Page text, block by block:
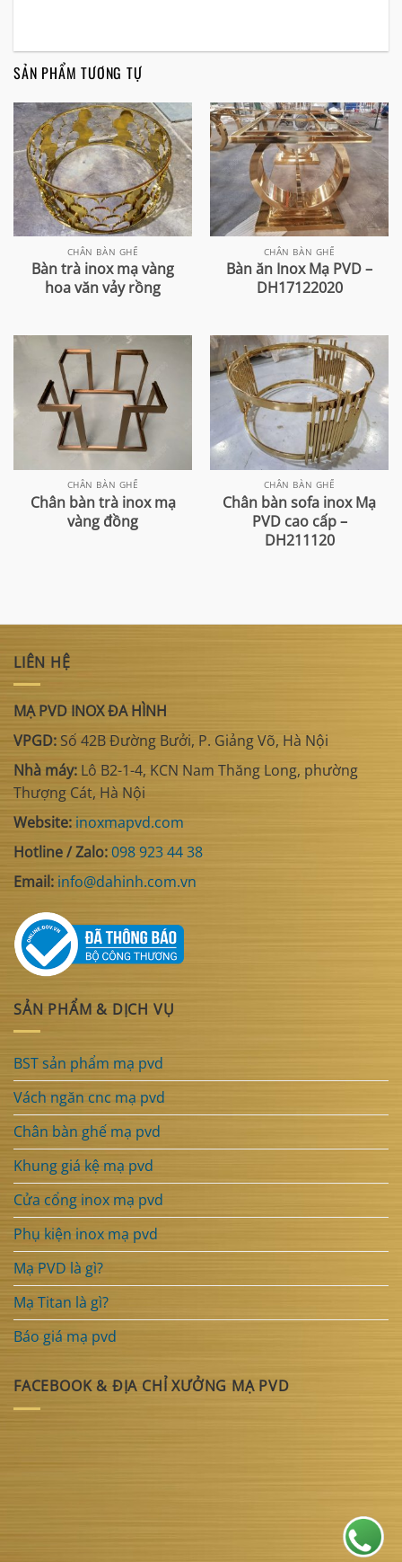
SẢN PHẨM TƯƠNG TỰ
CHÂN BÀN GHẾ
Bàn trà inox mạ vàng
hoa văn vảy rồng
CHÂN BÀN GHẾ
Bàn ăn Inox Mạ PVD –
DH17122020
CHÂN BÀN GHẾ
Chân bàn trà inox mạ
vàng đồng
CHÂN BÀN GHẾ
Chân bàn sofa inox Mạ
PVD cao cấp –
DH211120
LIÊN HỆ
MẠ PVD INOX ĐA HÌNH
VPGD: Số 42B Đường Bưởi, P. Giảng Võ, Hà Nội
Nhà máy: Lô B2-1-4, KCN Nam Thăng Long, phường
Thượng Cát, Hà Nội
Website: inoxmapvd.com
Hotline / Zalo:098 923 44 38
Email: info@dahinh.com.vn
SẢN PHẨM & DỊCH VỤ
BST sản phẩm mạ pvd
Vách ngăn cnc mạ pvd
Chân bàn ghế mạ pvd
Khung giá kệ mạ pvd
Cửa cổng inox mạ pvd
Phụ kiện inox mạ pvd
Mạ PVD là gì?
Mạ Titan là gì?
Báo giá mạ pvd
FACEBOOK & ĐỊA CHỈ XƯỞNG MẠ PVD